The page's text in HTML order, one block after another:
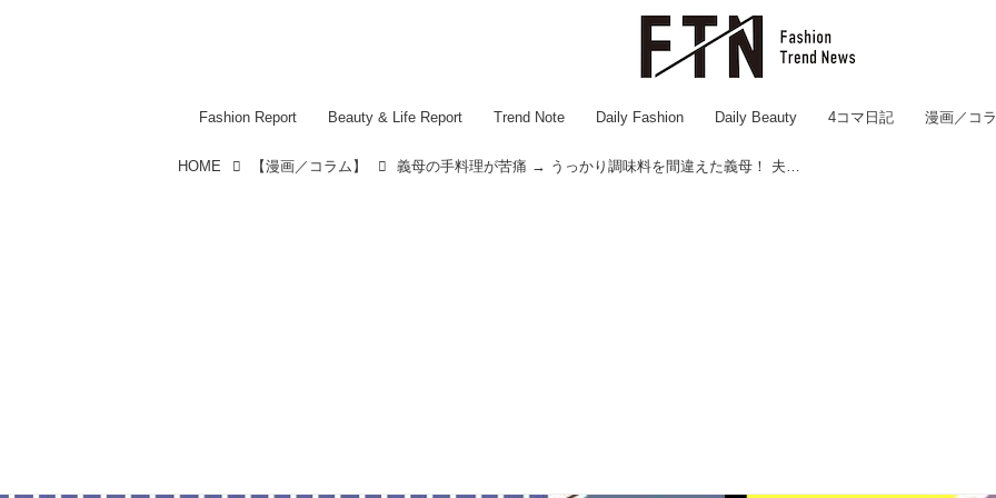
Fashion Report Beauty & Life Report Trend Note Daily Fashion Daily Beauty 4コマ日記 漫画／コ
HOME 【漫画／コラム】